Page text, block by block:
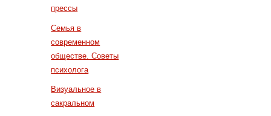
прессы
Семья в
современном
обществе. Советы
психолога
Визуальное в
сакральном